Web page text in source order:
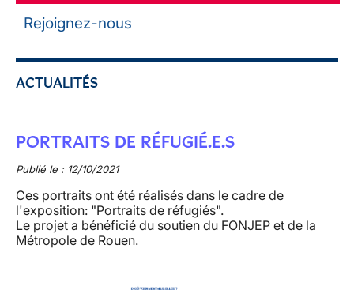
Rejoignez-nous
ACTUALITÉS
PORTRAITS DE RÉFUGIÉ.E.S
Publié le : 12/10/2021
Ces portraits ont été réalisés dans le cadre de
l'exposition: "Portraits de réfugiés".
Le projet a bénéficié du soutien du FONJEP et de la
Métropole de Rouen.